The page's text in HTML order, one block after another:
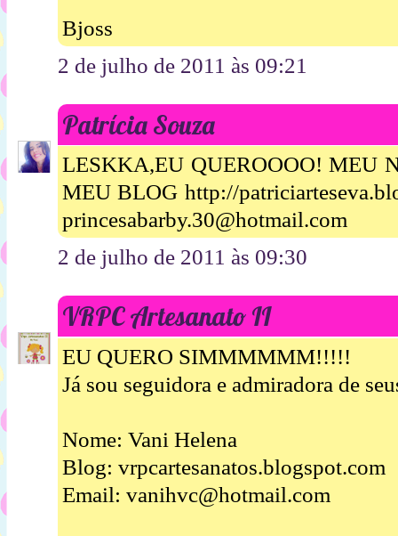
Bjoss
2 de julho de 2011 às 09:21
Patrícia Souza
LESKKA,EU QUEROOOO! MEU
MEU BLOG http://
princesabarby.30@hotmail.com
2 de julho de 2011 às 09:30
VRPC Artesanato II
EU QUERO SIMMMMMM!!!!!
Já sou seguidora e admiradora de
Nome: Vani Helena
Blog: vrpcartesanatos.blogspot.com
Email: vanihvc@hotmail.com